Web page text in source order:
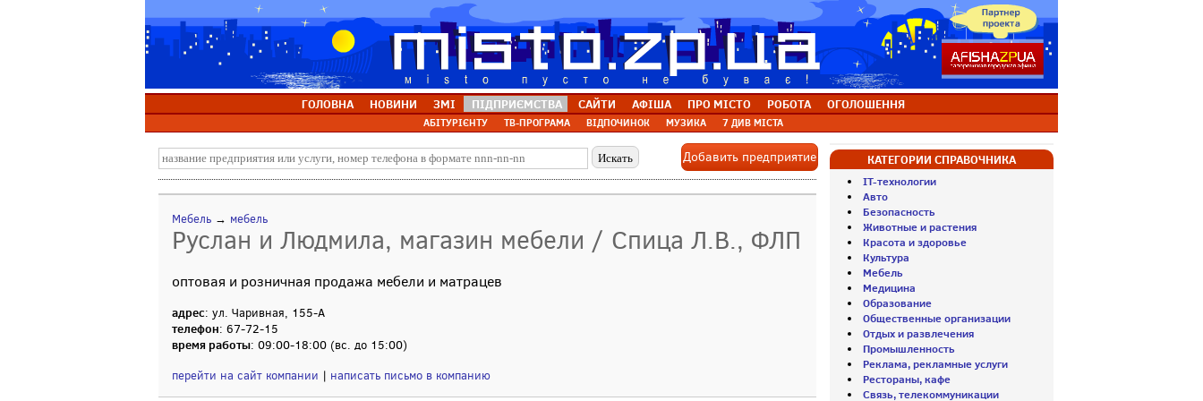
ГОЛОВНА НОВИНИ ЗМІ ПІДПРИЄМСТВА САЙТИ АФІША ПРО МІСТО РОБОТА ОГОЛОШЕННЯ
АБІТУРІЄНТУ ТВ-ПРОГРАМА ВІДПОЧИНОК МУЗИКА 7 ДИВ МІСТА
Добавить предприятие
Мебель → мебель
Руслан и Людмила, магазин мебели / Спица Л.В., ФЛП
оптовая и розничная продажа мебели и матрацев
адрес: ул. Чаривная, 155-А
телефон: 67-72-15
время работы: 09:00-18:00 (вс. до 15:00)
перейти на сайт компании | написать письмо в компанию
КАТЕГОРИИ СПРАВОЧНИКА
IT-технологии
Авто
Безопасность
Животные и растения
Красота и здоровье
Культура
Мебель
Медицина
Образование
Общественные организации
Отдых и развлечения
Промышленность
Реклама, рекламные услуги
Рестораны, кафе
Связь, телекоммуникации